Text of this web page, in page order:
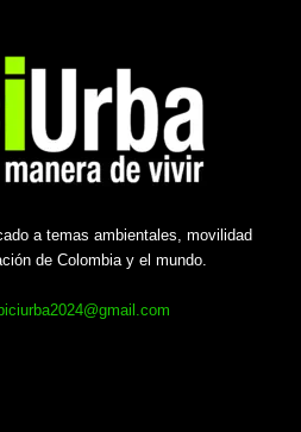
a temas ambientales, movilidad
de Colombia y el mundo.
biciurba2024@gmail.com